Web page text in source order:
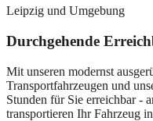
Leipzig und Umgebung
Durchgehende
Mit unseren modernst
Transportfahrzeugen und
Stunden für Sie erreichbar -
transportieren Ihr Fahrzeug